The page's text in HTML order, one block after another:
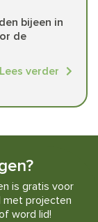
bijeen in
de
Lees verder
is gratis voor
met projecten
word lid!